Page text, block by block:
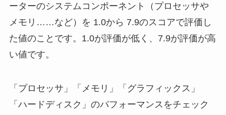
ーターのシステムコンポーネント（プロセッサや
メモリ……など）を 1.0から 7.9のスコアで評価し
た値のことです。1.0が評価が低く、7.9が評価が高
い値です。
「プロセッサ」「メモリ」「グラフィックス」
「ハードディスク」のパフォーマンスをチェック